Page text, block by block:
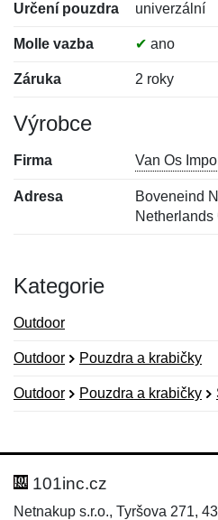
Určení pouzdra univerzální
Molle vazba ✔ ano
Záruka 2 roky
Výrobce
Firma Van Os
Adresa
Boveneind
Netherlands
Kategorie
Outdoor
Outdoor Pouzdra a krabičky
Outdoor Pouzdra a krabičky
Hodnocení:
Jméno:
101inc.cz
Netnakup s.r.o., Tyršova 271,